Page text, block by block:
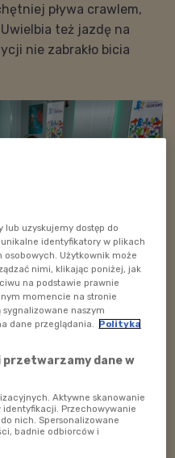
pływa crawlem,
też jazdę na
nie zabrakło bicia
Radia Dzieciom
codziennych treningach,
marzeń. Dają im
Rozmawiali również o
fizycznego i
WF-u, gdyby to oni
uzyskujemy dostęp do
identyfikatory w plikach
Użytkownik może
nimi, klikając poniżej, jak
na podstawie prawnie
momencie na stronie
naszym
dane przeglądania.
Polityka
przetwarzamy dane w
Aktywne skanowanie
Przechowywanie
nich. Spersonalizowane
badnie odbiorców i